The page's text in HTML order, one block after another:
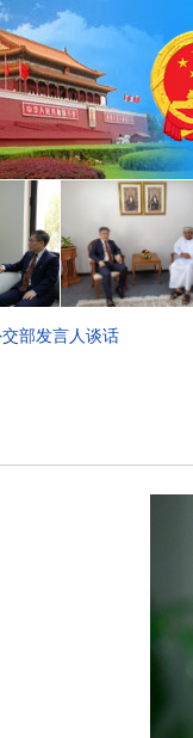
部发言人谈话